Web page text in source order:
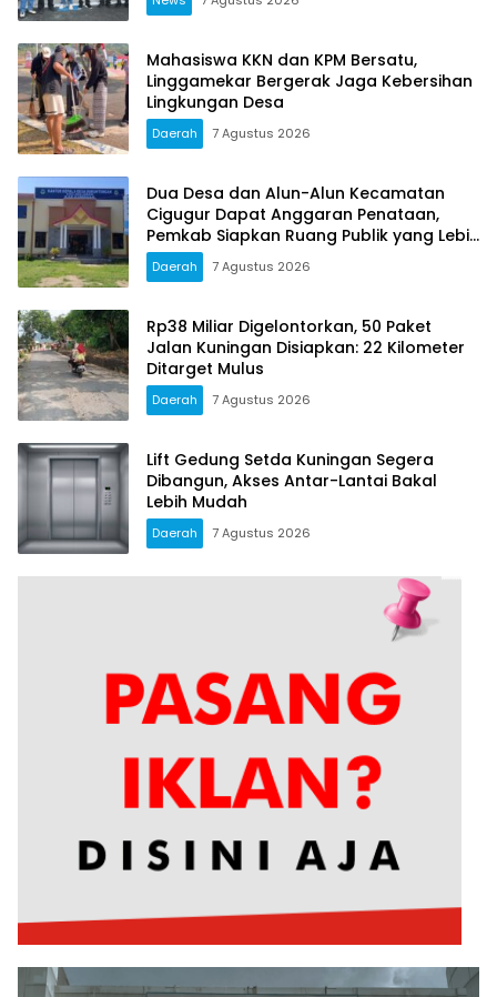
Mahasiswa KKN dan KPM Bersatu,
Linggamekar Bergerak Jaga Kebersihan
Lingkungan Desa
Daerah 7 Agustus 2026
Dua Desa dan Alun-Alun Kecamatan
Cigugur Dapat Anggaran Penataan,
Pemkab Siapkan Ruang Publik yang Lebih
Terang dan Nyaman
Daerah 7 Agustus 2026
Rp38 Miliar Digelontorkan, 50 Paket
Jalan Kuningan Disiapkan: 22 Kilometer
Ditarget Mulus
Daerah 7 Agustus 2026
Lift Gedung Setda Kuningan Segera
Dibangun, Akses Antar-Lantai Bakal
Lebih Mudah
Daerah 7 Agustus 2026